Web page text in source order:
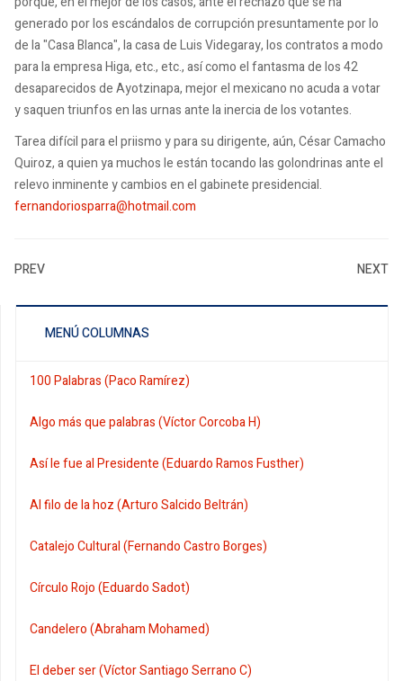
generado por los escándalos de corrupción presuntamente por lo
de la "Casa Blanca", la casa de Luis Videgaray, los contratos a modo
para la empresa Higa, etc., etc., así como el fantasma de los 42
desaparecidos de Ayotzinapa, mejor el mexicano no acuda a votar
y saquen triunfos en las urnas ante la inercia de los votantes.
Tarea difícil para el priismo y para su dirigente, aún, César Camacho
Quiroz, a quien ya muchos le están tocando las golondrinas ante el
relevo inminente y cambios en el gabinete presidencial.
fernandoriosparra@hotmail.com
PREV NEXT
MENÚ COLUMNAS
100 Palabras (Paco Ramírez)
Algo más que palabras (Víctor Corcoba H)
Así le fue al Presidente (Eduardo Ramos Fusther)
Al filo de la hoz (Arturo Salcido Beltrán)
Catalejo Cultural (Fernando Castro Borges)
Círculo Rojo (Eduardo Sadot)
Candelero (Abraham Mohamed)
El deber ser (Víctor Santiago Serrano C)